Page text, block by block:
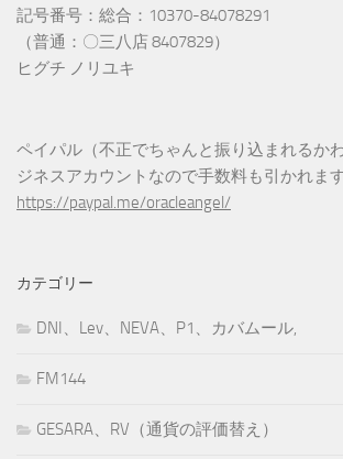
記号番号：総合：10370-84078291
（普通：〇三八店 8407829）
ヒグチ ノリユキ
ペイパル（不正でちゃんと振り込まれるか
ジネスアカウントなので手数料も引かれます
https://paypal.me/oracleangel/
カテゴリー
DNI、Lev、NEVA、P1、カバムール,
FM144
GESARA、RV（通貨の評価替え）